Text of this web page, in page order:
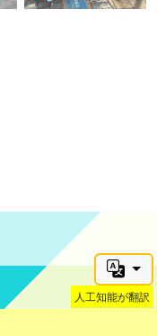
人工知能が翻訳